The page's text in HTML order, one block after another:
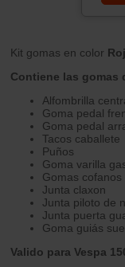
Kit gomas en color
Contiene las gomas
Alfombrilla
Goma pedal
Goma pedal
Tacos caballete
Puños
Goma varilla
Gomas cofanos
Junta claxon
Junta piloto de
Junta puerta
Goma guiás
Valido para Vespa